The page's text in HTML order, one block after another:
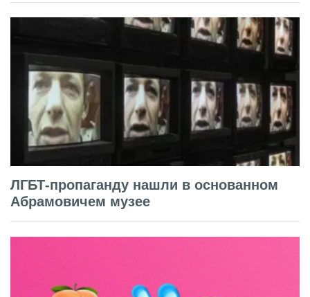
ЛГБТ-пропаганду нашли в основанном
Абрамовичем музее